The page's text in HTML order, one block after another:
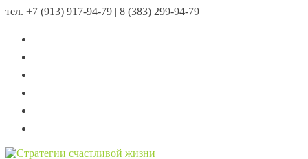
тел. +7 (913) 917-94-79 | 8 (383) 299-94-79